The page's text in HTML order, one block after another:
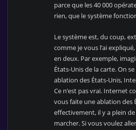
parce que les 40 000
rien, que le système
Le système est, du coup,
comme je vous l’ai
en deux. Par exemple,
États-Unis de la carte. On
ablation des États-Unis,
Ce n’est pas vrai. Internet
vous faite une ablation des
effectivement, il y a plein
marcher. Si vous voulez